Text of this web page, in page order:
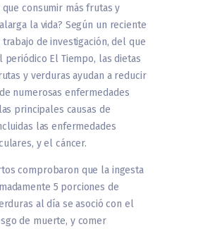
que consumir más frutas y
la vida? Según un reciente
de investigación, del que
periódico El Tiempo, las dietas
y verduras ayudan a reducir
numerosas enfermedades
principales causas de
las enfermedades
y el cáncer.
comprobaron que la ingesta
5 porciones de
al día se asoció con el
de muerte, y comer